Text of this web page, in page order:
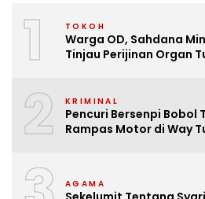
1 TOKOH
Warga OD, Sahdana
Tinjau Perijinan Organ
2 KRIMINAL
Pencuri Bersenpi Bobol
Rampas Motor di Way
AGAMA